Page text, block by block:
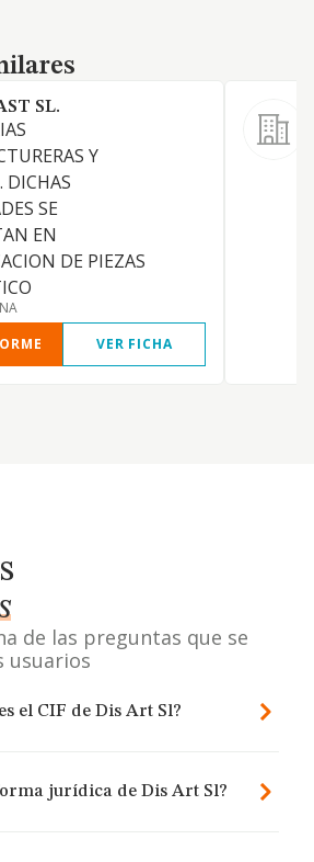
SL.
Y
DICHAS
SE
EN
DE PIEZAS
VER FICHA
de las preguntas que se
usuarios
el CIF de Dis Art Sl?
jurídica de Dis Art Sl?